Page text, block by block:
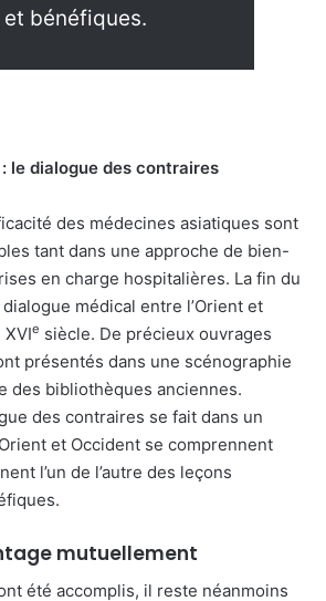
et bénéfiques.
le dialogue des contraires
des médecines asiatiques sont
tant dans une approche de bien-
en charge hospitalières. La fin du
médical entre l’Orient et
XVIe siècle. De précieux ouvrages
présentés dans une scénographie
des bibliothèques anciennes.
des contraires se fait dans un
et Occident se comprennent
l’un de l’autre des leçons
mutuellement
été accomplis, il reste néanmoins